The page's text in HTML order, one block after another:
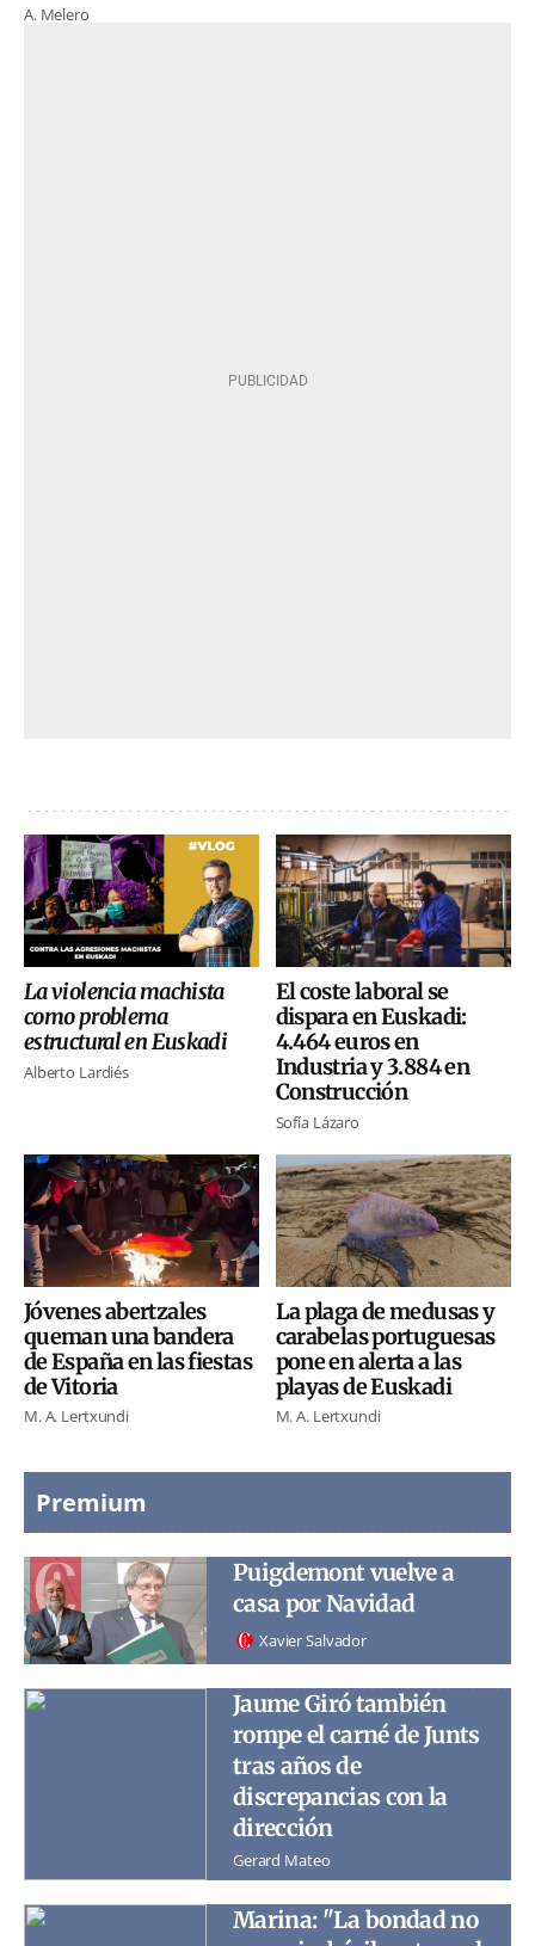
A. Melero
La violencia machista
como problema
estructural en Euskadi
Alberto Lardiés
El coste laboral se
dispara en Euskadi:
4.464 euros en
Industria y 3.884 en
Construcción
Sofía Lázaro
Jóvenes abertzales
queman una bandera
de España en las fiestas
de Vitoria
M. A. Lertxundi
La plaga de medusas y
carabelas portuguesas
pone en alerta a las
playas de Euskadi
M. A. Lertxundi
Premium
Puigdemont vuelve a
casa por Navidad
Xavier Salvador
Jaume Giró también
rompe el carné de Junts
tras años de
discrepancias con la
dirección
Gerard Mateo
Marina: "La bondad no